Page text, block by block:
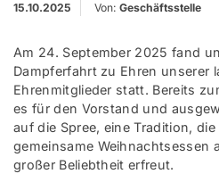
15.10.2025 Von: Geschäftsstelle
Am 24. September 2025 fand
Dampferfahrt zu Ehren unserer
Ehrenmitglieder statt. Bereits
es für den Vorstand und
auf die Spree, eine Tradition,
gemeinsame Weihnachtsessen
großer Beliebtheit erfreut.